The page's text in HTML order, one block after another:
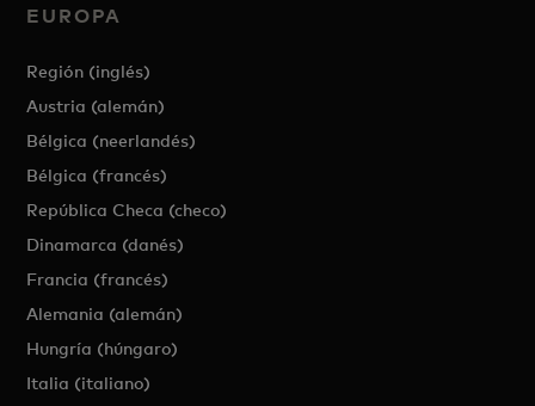
EUROPA
Región (inglés)
Austria (alemán)
Bélgica (neerlandés)
Bélgica (francés)
República Checa (checo)
Dinamarca (danés)
Francia (francés)
Alemania (alemán)
Hungría (húngaro)
Italia (italiano)